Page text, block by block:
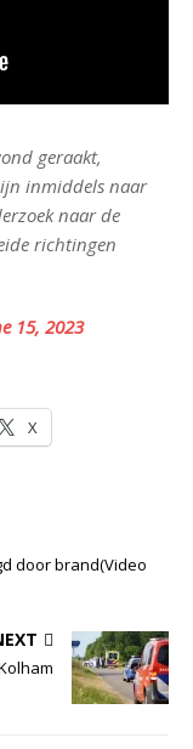
geraakt,
inmiddels naar
naar de
richtingen
15, 2023
X
door brand(Video